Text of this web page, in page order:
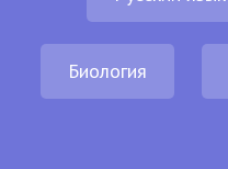
Биология